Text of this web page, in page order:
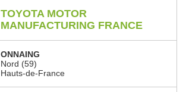
TOYOTA MOTOR
MANUFACTURING FRANCE
ONNAING
Nord (59)
Hauts-de-France